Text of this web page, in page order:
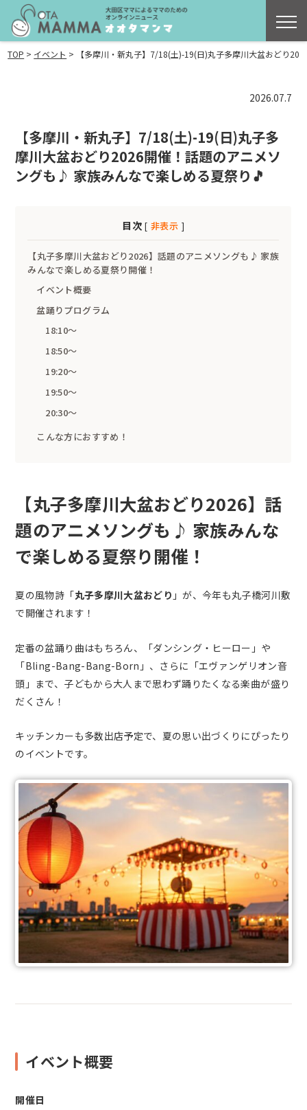
TOP > イベント > 【多摩川・新丸子】7/18(土)-19(日)丸子多摩川大盆おどり
2026.07.7
【多摩川・新丸子】7/18(土)-19(日)丸子多
摩川大盆おどり2026開催！話題のアニメソ
ングも♪ 家族みんなで楽しめる夏祭り🎵
目次 [ 非表示 ]
【丸子多摩川大盆おどり2026】話題のアニメソングも♪ 家族
みんなで楽しめる夏祭り開催！
イベント概要
盆踊りプログラム
18:10～
18:50～
19:20～
19:50～
20:30～
こんな方におすすめ！
【丸子多摩川大盆おどり2026】話
題のアニメソングも♪ 家族みんな
で楽しめる夏祭り開催！
夏の風物詩「丸子多摩川大盆おどり 」が、今年も丸子橋河川敷
で開催されます！
定番の盆踊り曲はもちろん、「ダンシング・ヒーロー」や
「Bling-Bang-Bang-Born」、さらに「エヴァンゲリオン音
頭」まで、子どもから大人まで思わず踊りたくなる楽曲が盛り
だくさん！
キッチンカーも多数出店予定で、夏の思い出づくりにぴったり
のイベントです。
イベント概要
開催日